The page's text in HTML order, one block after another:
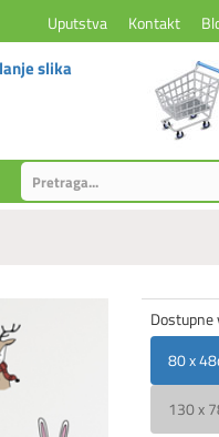
Uputstva Kontakt
slika
Dostupne
80 x
130 x